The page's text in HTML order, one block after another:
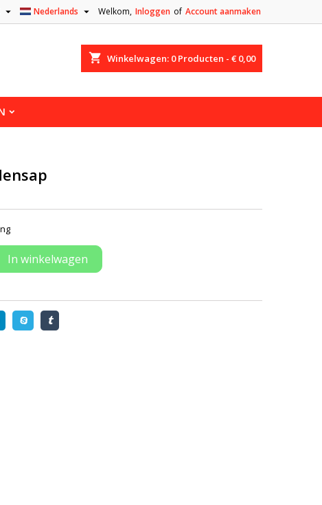
Welkom, Inloggen of Account aanmaken
Nederlands 

shopping_cart Winkelwagen: 0Producten - € 0,00
In winkelwagen